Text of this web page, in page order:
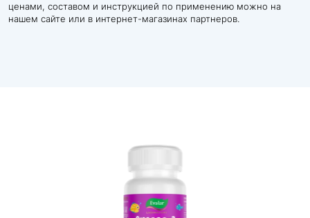
ценами, составом и инструкцией по применению можно на
нашем сайте или в интернет-магазинах партнеров.